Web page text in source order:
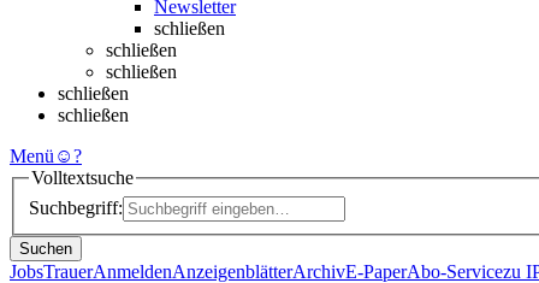
Newsletter
schließen
schließen
schließen
schließen
schließen
Menü ☺?
Volltextsuche
Suchbegriff:
Suchen
JobsTrauerAnmeldenAnzeigenblätterArchivE-PaperAbo-Servicezu